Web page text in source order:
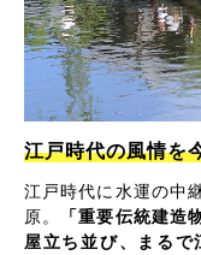
江戸時代の風情を
江戸時代に水運の中
原。
「重要伝統建造
屋立ち並び、まるで